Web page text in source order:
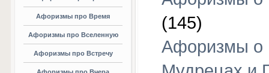
Афоризмы про Время
Афоризмы про Вселенную
Афоризмы про Встречу
(145)
Афоризмы о